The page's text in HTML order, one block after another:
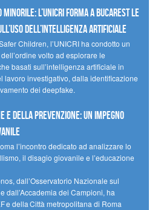
l’UNICRI forma a Bucarest le
dell’Intelligenza Artificiale
Children, l’UNICRI ha condotto un
volto ad esplorare le
basati sull’intelligenza artificiale in
lavoro investigativo, dalla identificazione
dei deepfake.
e della Prevenzione: un impegno
l’incontro dedicato ad analizzare lo
il disagio giovanile e l’educazione
dall’Osservatorio Nazionale sul
dall’Accademia dei Campioni, ha
e della Città metropolitana di Roma